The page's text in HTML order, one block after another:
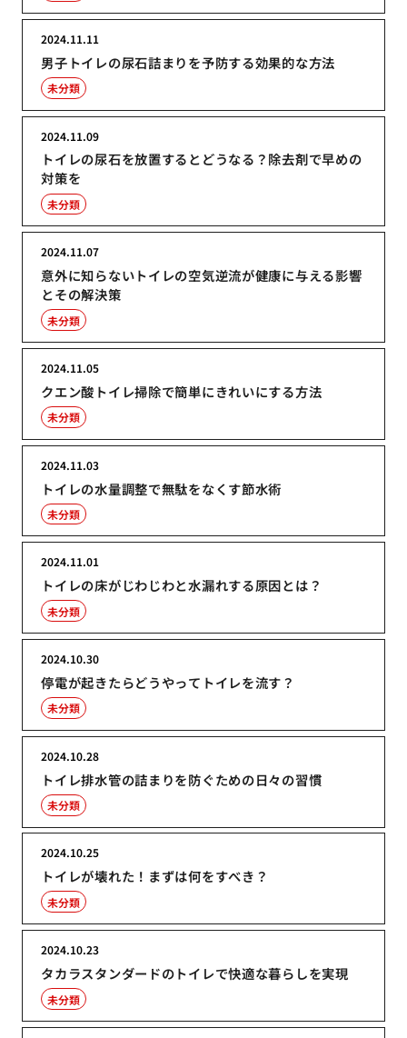
男子トイレの尿石詰まりを予防する効果的な方法
2024.11.11
未分類
トイレの尿石を放置するとどうなる？除去剤で早めの
対策を
2024.11.09
未分類
意外に知らないトイレの空気逆流が健康に与える影響
とその解決策
2024.11.07
未分類
クエン酸トイレ掃除で簡単にきれいにする方法
2024.11.05
未分類
トイレの水量調整で無駄をなくす節水術
2024.11.03
未分類
トイレの床がじわじわと水漏れする原因とは？
2024.11.01
未分類
停電が起きたらどうやってトイレを流す？
2024.10.30
未分類
トイレ排水管の詰まりを防ぐための日々の習慣
2024.10.28
未分類
トイレが壊れた！まずは何をすべき？
2024.10.25
未分類
タカラスタンダードのトイレで快適な暮らしを実現
2024.10.23
未分類